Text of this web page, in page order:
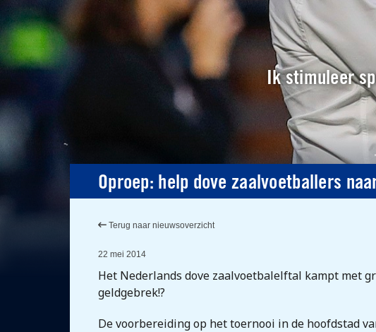
Ik stimuleer
Oproep: help dove zaalvoetballers
Terug naar nieuwsoverzicht
22 mei 2014
Het Nederlands dove zaalvoetbalelftal kampt met
geldgebrek!?
De voorbereiding op het toernooi in de hoofdstad